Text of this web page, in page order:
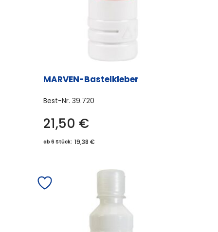
MARVEN-Bastelkleber
Best-Nr. 39.720
21,50 €
ab 6 Stück: 19,38 €